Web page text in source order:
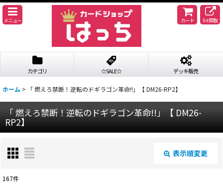
メニュー カート ﾈｯﾄ買取
カテゴリ ☆SALE☆ デッキ販売
ホーム > 「 燃えろ禁断！逆転のドギラゴン革命!!」【 DM26-RP2】
「 燃えろ禁断！逆転のドギラゴン革命!!」【 DM26-
RP2】
表示順変更
閉じる
167件